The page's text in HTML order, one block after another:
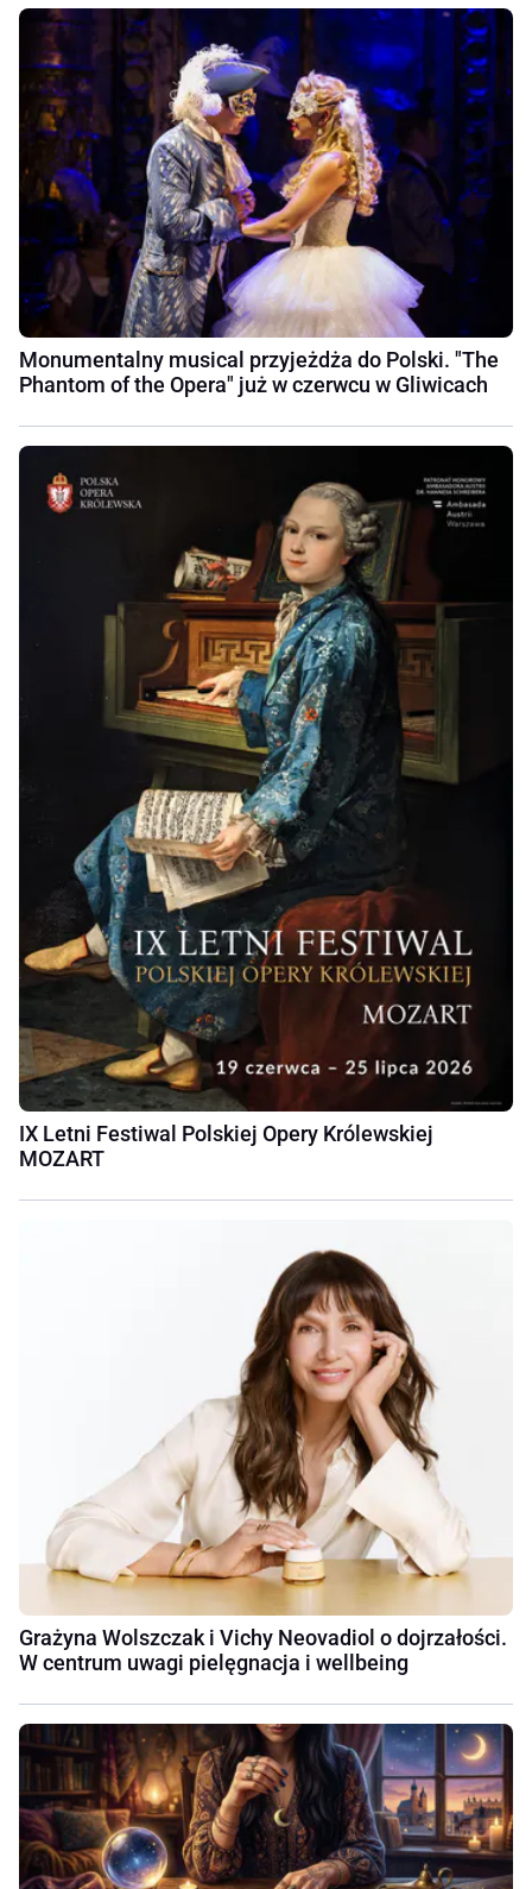
Monumentalny musical przyjeżdża do Polski. "The
Phantom of the Opera" już w czerwcu w Gliwicach
IX Letni Festiwal Polskiej Opery Królewskiej
MOZART
Grażyna Wolszczak i Vichy Neovadiol o dojrzałości.
W centrum uwagi pielęgnacja i wellbeing